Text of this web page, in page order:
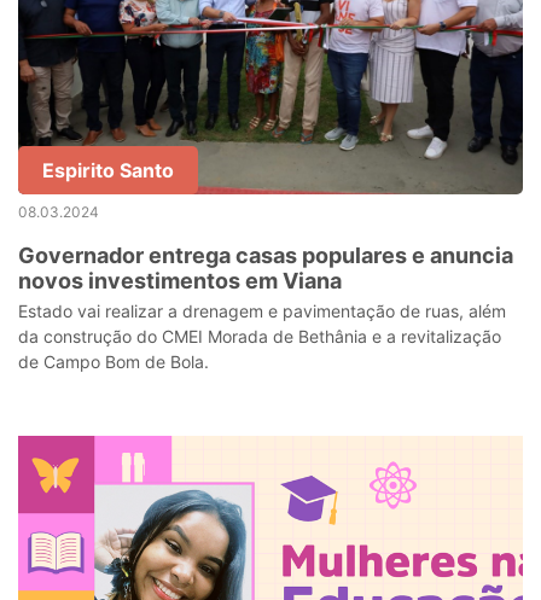
Espirito Santo
08.03.2024
Governador entrega casas populares e anuncia
novos investimentos em Viana
Estado vai realizar a drenagem e pavimentação de ruas, além
da construção do CMEI Morada de Bethânia e a revitalização
de Campo Bom de Bola.